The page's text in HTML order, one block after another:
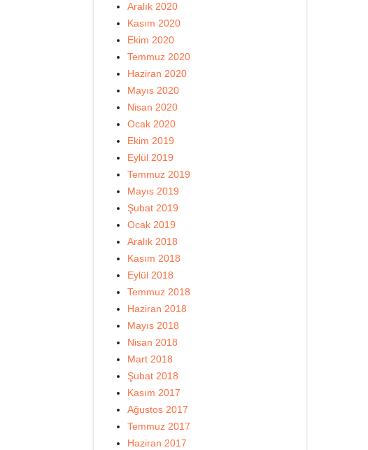
Aralık 2020
Kasım 2020
Ekim 2020
Temmuz 2020
Haziran 2020
Mayıs 2020
Nisan 2020
Ocak 2020
Ekim 2019
Eylül 2019
Temmuz 2019
Mayıs 2019
Şubat 2019
Ocak 2019
Aralık 2018
Kasım 2018
Eylül 2018
Temmuz 2018
Haziran 2018
Mayıs 2018
Nisan 2018
Mart 2018
Şubat 2018
Kasım 2017
Ağustos 2017
Temmuz 2017
Haziran 2017